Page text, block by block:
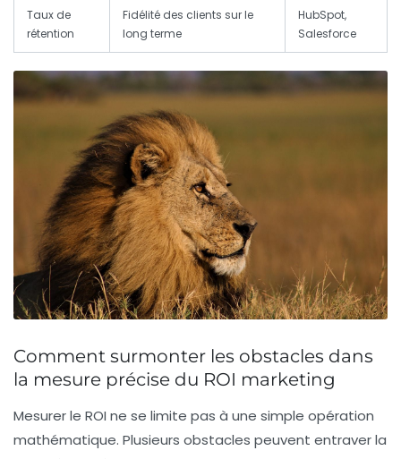
Taux de
rétention
Fidélité des clients sur le
long terme
HubSpot,
Salesforce
Comment surmonter les obstacles dans
la mesure précise du ROI marketing
Mesurer le ROI ne se limite pas à une simple opération
mathématique. Plusieurs obstacles peuvent entraver la